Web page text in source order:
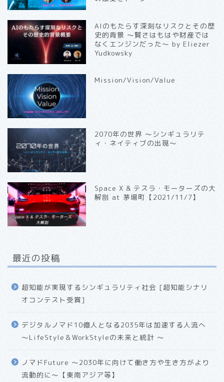
AIのもたらす深刻なリスクとその歴
史的背景 〜賢さはもはや財産では
なくエンジンだった〜 by Eliezer
Yudkowsky
Mission/Vision/Value
2070年の世界 〜シンギュラリテ
ィ・ネイティブの出現〜
Space X & テスラ・モーターズの大
解剖 at 茅場町【2021/11/7】
最近の投稿
超知能が実現するシンギュラリティ社会 [超知能シナリ
オコンテスト受賞]
デジタルノマド10億人となる2035年は加速する人流へ
〜LifeStyle＆WorkStyleの未来と統計 〜
ノマドFuture 〜2030年に向けて働き方や生き方がより
流動的に〜【東南アジア等】